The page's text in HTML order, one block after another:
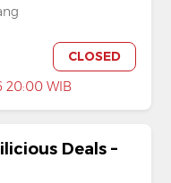
CLOSED
20:00 WIB
Deals –